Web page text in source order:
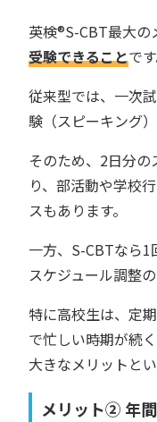
英検®︎S-CBT最大の
受験できることです
従来型では、一次
験（スピーキング
そのため、2日分
り、部活動や学校
スもあります。
一方、S-CBTなら1
スケジュール調整
特に高校生は、定
で忙しい時期が続
大きなメリットと
メリット② 年